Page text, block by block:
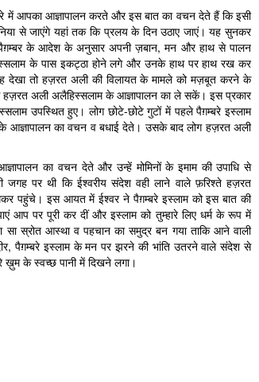
आपका आज्ञापालन करते और इस बात का वचन देते हैं कि इसी
से जाएंगे यहां तक कि प्रलय के दिन उठाए जाएं। यह सुनकर
के आदेश के अनुसार अपनी ज़बान, मन और हाथ से पालन
के पास इकट्ठा होने लगे और उनके हाथ पर हाथ रख कर
देखा तो हज़रत अली की विलायत के मामले को मज़बूत करने के
हज़रत अली अलैहिस्सलाम के आज्ञापालन का ले सकें। इस प्रकार
उपस्थित हुए। लोग छोटे-छोटे गुटों में पहले पैग़म्बरे इस्लाम
का वचन व बधाई देते। उसके बाद लोग हज़रत अली
का वचन देते और उन्हें मोमिनों के इमाम की उपाधि से
पर थी कि ईश्वरीय संदेश वही लाने वाले फ़रिश्ते हज़रत
पहुंचे। इस आयत में ईश्वर ने पैग़म्बरे इस्लाम को इस बात की
आप पर पूरी कर दीं और इस्लाम को तुम्हारे लिए धर्म के रूप में
सा स्रोत आस्था व पहचान का समुद्र बन गया ताकि आने वाली
पैग़म्बरे इस्लाम के मन पर झरने की भांति उतरने वाले संदेश से
ख़ुम के स्वच्छ पानी में दिखने लगा।